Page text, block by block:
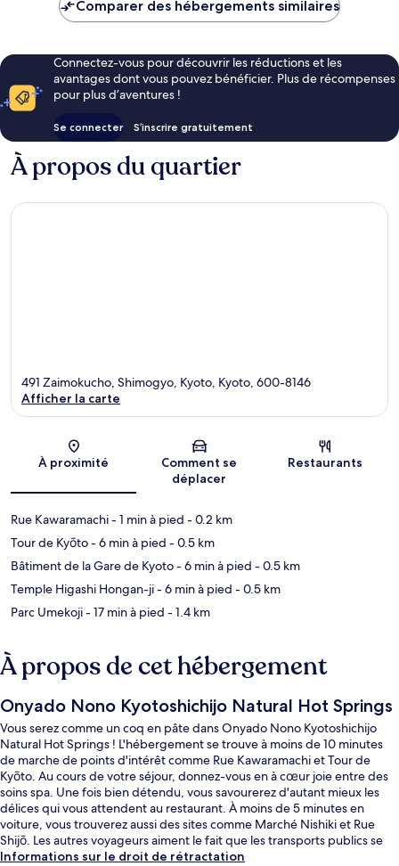
de
Comparer des hébergements similaires
Connectez-vous pour découvrir les réductions et les
avantages dont vous pouvez bénéficier. Plus de récompenses
pour plus d’aventures !
Se connecter S’inscrire gratuitement
À propos du quartier
Carte
491 Zaimokucho, Shimogyo, Kyoto, Kyoto, 600-8146
Afficher la carte
À proximité
Comment se
déplacer
Restaurants
Rue Kawaramachi- 1 min à pied - 0.2 km
Tour de Kyōto- 6 min à pied - 0.5 km
Bâtiment de la Gare de Kyoto- 6 min à pied - 0.5 km
Temple Higashi Hongan-ji- 6 min à pied - 0.5 km
Parc Umekoji- 17 min à pied - 1.4 km
À propos de cet hébergement
Onyado Nono Kyotoshichijo Natural Hot Springs
Vous serez comme un coq en pâte dans Onyado Nono Kyotoshichijo
Natural Hot Springs ! L'hébergement se trouve à moins de 10 minutes
de marche de points d'intérêt comme Rue Kawaramachi et Tour de
Kyōto. Au cours de votre séjour, donnez-vous en à cœur joie entre des
soins spa. Une fois bien détendu, vous savourerez d'autant mieux les
délices qui vous attendent au restaurant. À moins de 5 minutes en
voiture, vous trouverez aussi des sites comme Marché Nishiki et Rue
Shijō. Les autres voyageurs aiment le fait que les transports publics se
trouvent à une courte distance de marche : Station de métro Gojō est à
Informations sur le droit de rétractation